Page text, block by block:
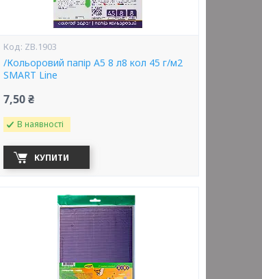
ZB.1903
/Кольоровий папір А5 8 л8 кол 45 г/м2
SMART Line
7,50 ₴
В наявності
КУПИТИ